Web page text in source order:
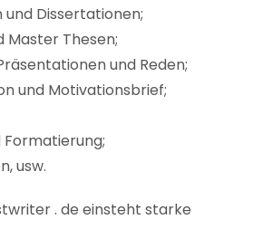
Dissertationen;
Master Thesen;
und Reden;
und Motivationsbrief;
usw.
. de einsteht starke